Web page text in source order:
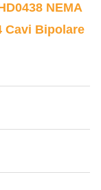
NEMA
Cavi Bipolare